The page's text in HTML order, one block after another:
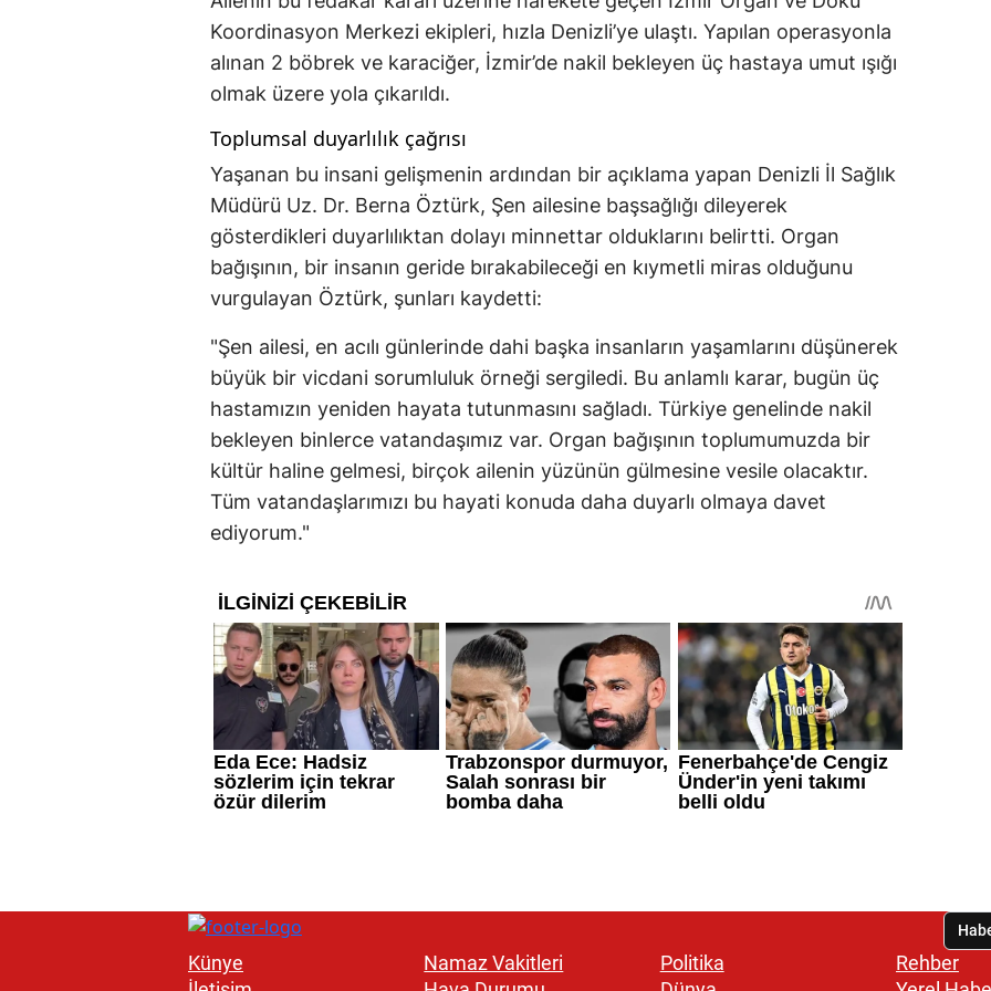
Koordinasyon Merkezi ekipleri, hızla Denizli’ye ulaştı. Yapılan operasyonla
alınan 2 böbrek ve karaciğer, İzmir’de nakil bekleyen üç hastaya umut ışığı
olmak üzere yola çıkarıldı.
Toplumsal duyarlılık çağrısı
Yaşanan bu insani gelişmenin ardından bir açıklama yapan Denizli İl Sağlık
Müdürü Uz. Dr. Berna Öztürk, Şen ailesine başsağlığı dileyerek
gösterdikleri duyarlılıktan dolayı minnettar olduklarını belirtti. Organ
bağışının, bir insanın geride bırakabileceği en kıymetli miras olduğunu
vurgulayan Öztürk, şunları kaydetti:
"Şen ailesi, en acılı günlerinde dahi başka insanların yaşamlarını düşünerek
büyük bir vicdani sorumluluk örneği sergiledi. Bu anlamlı karar, bugün üç
hastamızın yeniden hayata tutunmasını sağladı. Türkiye genelinde nakil
bekleyen binlerce vatandaşımız var. Organ bağışının toplumumuzda bir
kültür haline gelmesi, birçok ailenin yüzünün gülmesine vesile olacaktır.
Tüm vatandaşlarımızı bu hayati konuda daha duyarlı olmaya davet
ediyorum."
Künye
Namaz Vakitleri
Politika
Rehber